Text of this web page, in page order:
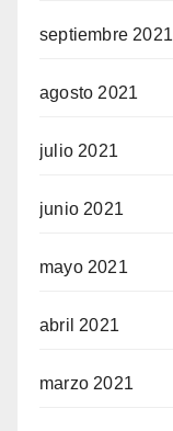
septiembre 2021
agosto 2021
julio 2021
junio 2021
mayo 2021
abril 2021
marzo 2021